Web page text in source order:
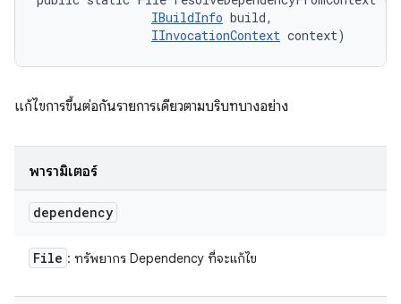
IBuildInfo build,
IInvocationContext context)
แก้ไขการขึ้นต่อกันรายการเดียวตามบริบทบางอย่าง
พารามิเตอร์
dependency
File : ทรัพยากร Dependency ที่จะแก้ไข